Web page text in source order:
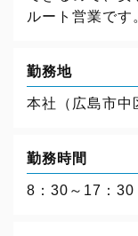
ルート営業です
勤務地
本社（広島市中
勤務時間
8：30～17：30